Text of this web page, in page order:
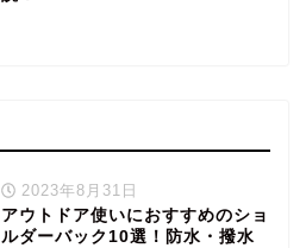
2023年8月31日
アウトドア使いにおすすめのショ
ルダーバック10選！防水・撥水